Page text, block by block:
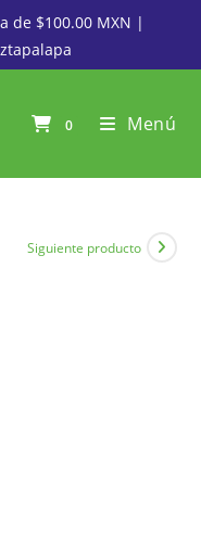
de $100.00 MXN |
0 Menú
Siguiente producto